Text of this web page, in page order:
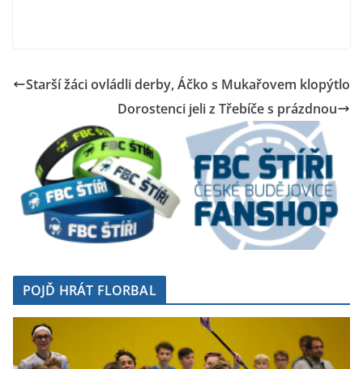
Starší žáci ovládli derby, Áčko s Mukařovem klopýtlo
Dorostenci jeli z Třebíče s prázdnou
POJĎ HRÁT FLORBAL